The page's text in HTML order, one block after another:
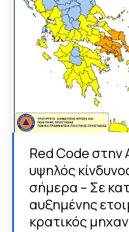
Red Code στην
υψηλός
σήμερα – Σε
αυξημένης
κρατικός